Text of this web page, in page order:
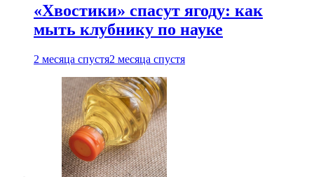
«Хвостики» спасут ягоду: как
мыть клубнику по науке
2 месяца спустя2 месяца спустя